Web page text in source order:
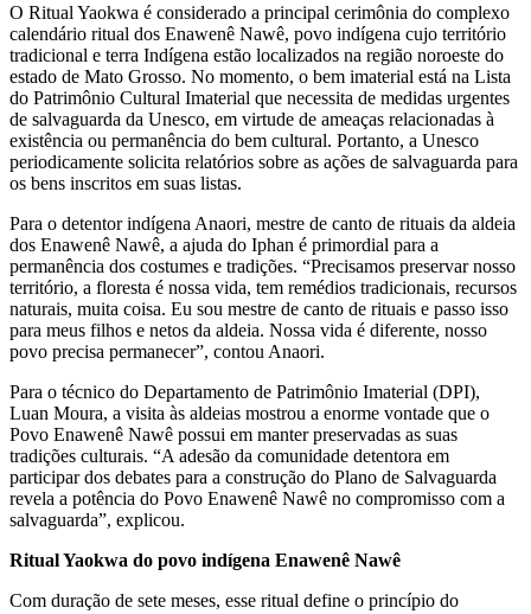
O Ritual Yaokwa é considerado a principal cerimônia do complexo
calendário ritual dos Enawenê Nawê, povo indígena cujo território
tradicional e terra Indígena estão localizados na região noroeste do
estado de Mato Grosso. No momento, o bem imaterial está na Lista
do Patrimônio Cultural Imaterial que necessita de medidas urgentes
de salvaguarda da Unesco, em virtude de ameaças relacionadas à
existência ou permanência do bem cultural. Portanto, a Unesco
periodicamente solicita relatórios sobre as ações de salvaguarda para
os bens inscritos em suas listas.
Para o detentor indígena Anaori, mestre de canto de rituais da aldeia
dos Enawenê Nawê, a ajuda do Iphan é primordial para a
permanência dos costumes e tradições. “Precisamos preservar nosso
território, a floresta é nossa vida, tem remédios tradicionais, recursos
naturais, muita coisa. Eu sou mestre de canto de rituais e passo isso
para meus filhos e netos da aldeia. Nossa vida é diferente, nosso
povo precisa permanecer”, contou Anaori.
Para o técnico do Departamento de Patrimônio Imaterial (DPI),
Luan Moura, a visita às aldeias mostrou a enorme vontade que o
Povo Enawenê Nawê possui em manter preservadas as suas
tradições culturais. “A adesão da comunidade detentora em
participar dos debates para a construção do Plano de Salvaguarda
revela a potência do Povo Enawenê Nawê no compromisso com a
salvaguarda”, explicou.
Ritual Yaokwa do povo indígena Enawenê Nawê
Com duração de sete meses, esse ritual define o princípio do